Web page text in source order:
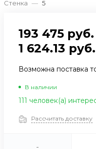
Стенка — 5
193 475 руб.
1 624.13 руб.
Возможна поставка
В наличии
111 человек(а)
Рассчитать доставку
-